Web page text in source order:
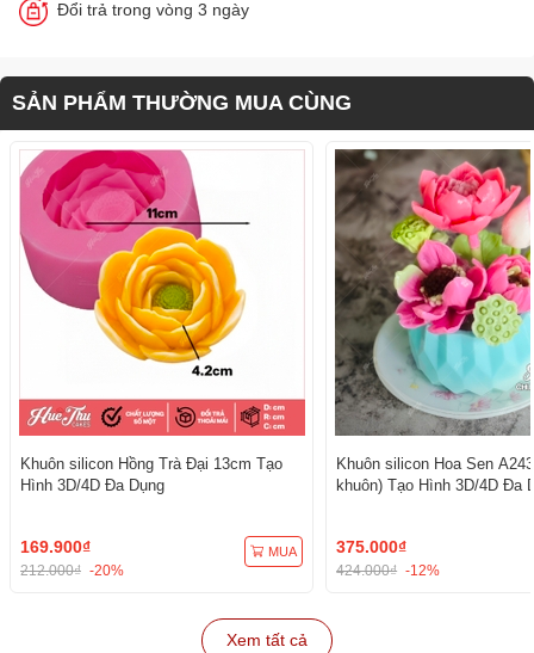
Đổi trả trong vòng 3 ngày
SẢN PHẨM THƯỜNG MUA CÙNG
Khuôn silicon Hồng Trà Đại 13cm Tạo
Hình 3D/4D Đa Dụng
169.900₫
212.000₫ -20%
MUA
Khuôn silicon Hoa Sen
khuôn) Tạo Hình 3D/4D Đa
375.000₫
424.000₫ -12%
Xem tất cả